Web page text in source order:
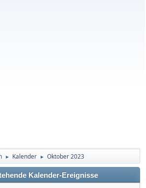
► Kalender ► Oktober 2023
Kalender-Ereignisse